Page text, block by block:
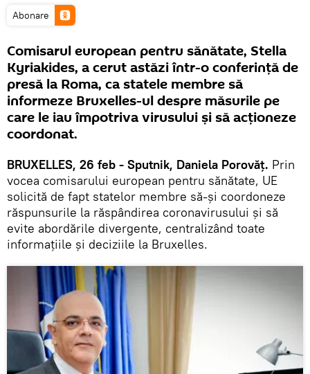
Abonare
Comisarul european pentru sănătate, Stella
Kyriakides, a cerut astăzi într-o conferință de
presă la Roma, ca statele membre să
informeze Bruxelles-ul despre măsurile pe
care le iau împotriva virusului și să acționeze
coordonat.
BRUXELLES, 26 feb - Sputnik, Daniela Porovăț. Prin
vocea comisarului european pentru sănătate, UE
solicită de fapt statelor membre să-şi coordoneze
răspunsurile la răspândirea coronavirusului şi să
evite abordările divergente, centralizând toate
informațiile și deciziile la Bruxelles.